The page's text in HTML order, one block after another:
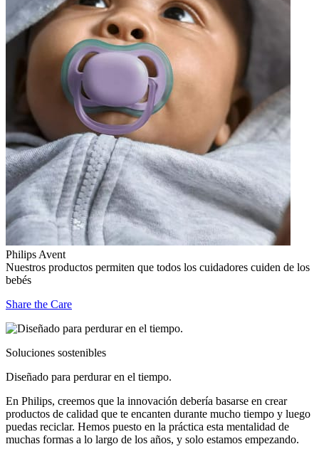
Philips Avent
Nuestros productos permiten que todos los cuidadores cuiden de los
bebés
Share the Care
Soluciones sostenibles
Diseñado para perdurar en el tiempo.
En Philips, creemos que la innovación debería basarse en crear
productos de calidad que te encanten durante mucho tiempo y luego
puedas reciclar. Hemos puesto en la práctica esta mentalidad de
muchas formas a lo largo de los años, y solo estamos empezando.